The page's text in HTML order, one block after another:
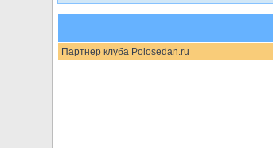
Партнер клуба Polosedan.ru